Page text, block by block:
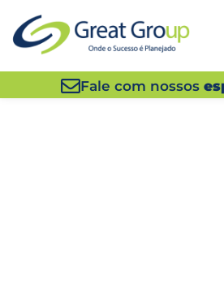
Fale com nossos